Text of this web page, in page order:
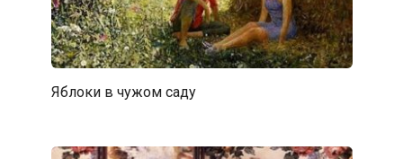
Яблоки в чужом саду